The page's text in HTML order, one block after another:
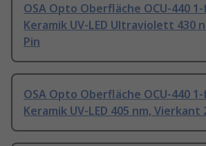
OSA Opto Oberfläche OCU-440
Keramik UV-LED Ultraviolett 430
Pin
OSA Opto Oberfläche OCU-440
Keramik UV-LED 405 nm, Vierkant